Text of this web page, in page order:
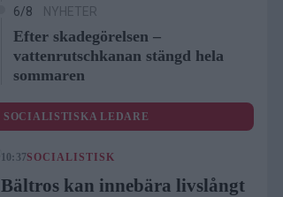
6/8 NYHETER
Efter skadegörelsen –
vattenrutschkanan stängd hela
sommaren
SOCIALISTISKA LEDARE
10:37SOCIALISTISK
Bältros kan innebära livslångt